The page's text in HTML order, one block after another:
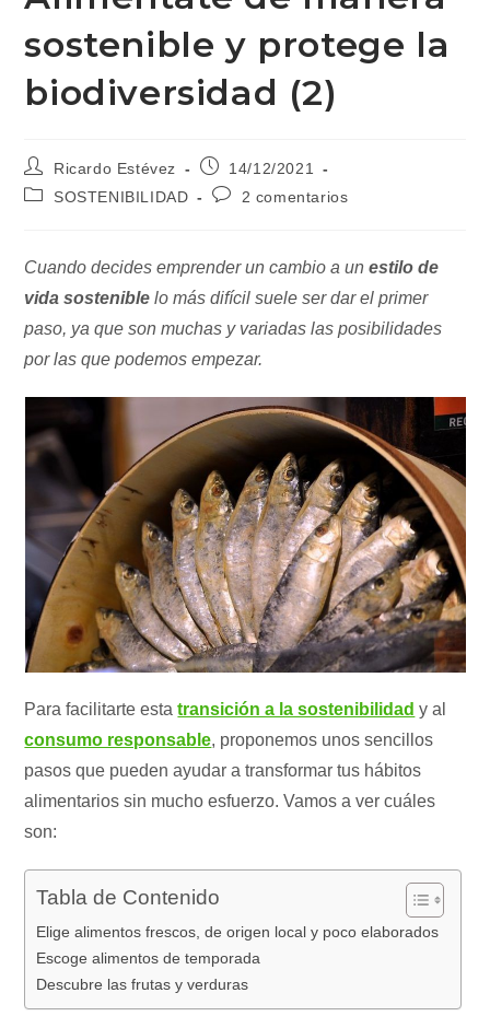
sostenible y protege la
biodiversidad (2)
Autor
de
la
Ricardo Estévez
Publicación
de
14/12/2021
Categoría
SOSTENIBILIDAD
Comentarios
2 comentarios
Cuando decides emprender un cambio a unestilo de
vida sostenible lo más difícil suele ser dar el primer
paso, ya que son muchas y variadas las posibilidades
por las que podemos empezar.
Para facilitarte estatransición a la sostenibilidad y al
consumo responsable, proponemos unos sencillos
pasos que pueden ayudar a transformar tus hábitos
alimentarios sin mucho esfuerzo. Vamos a ver cuáles
son:
Tabla de Contenido
Elige alimentos frescos, de origen local y poco elaborados
Escoge alimentos de temporada
Descubre las frutas y verduras